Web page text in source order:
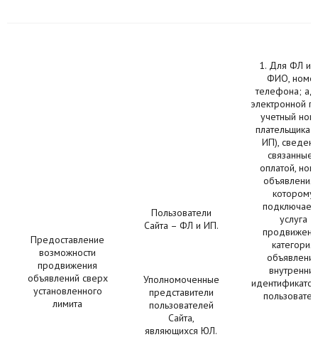
Предоставление
возможности
продвижения
объявлений сверх
установленного
лимита
Пользователи
Сайта – ФЛ и ИП.
Уполномоченные
представители
пользователей
Сайта,
являющихся ЮЛ.
1. Для ФЛ и
ФИО,
телефона;
электронной
учетный
плательщика
ИП),
связанные
оплатой,
которому
услуга
категория
внутренний